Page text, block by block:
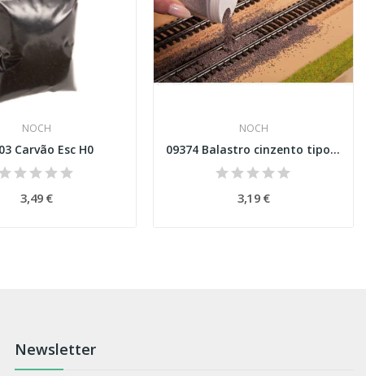
NOCH
Carvão Esc H0
3,49 €
NOCH
09374 Balastro cinzento tipo granito Esc H0
3,19 €
Newsletter